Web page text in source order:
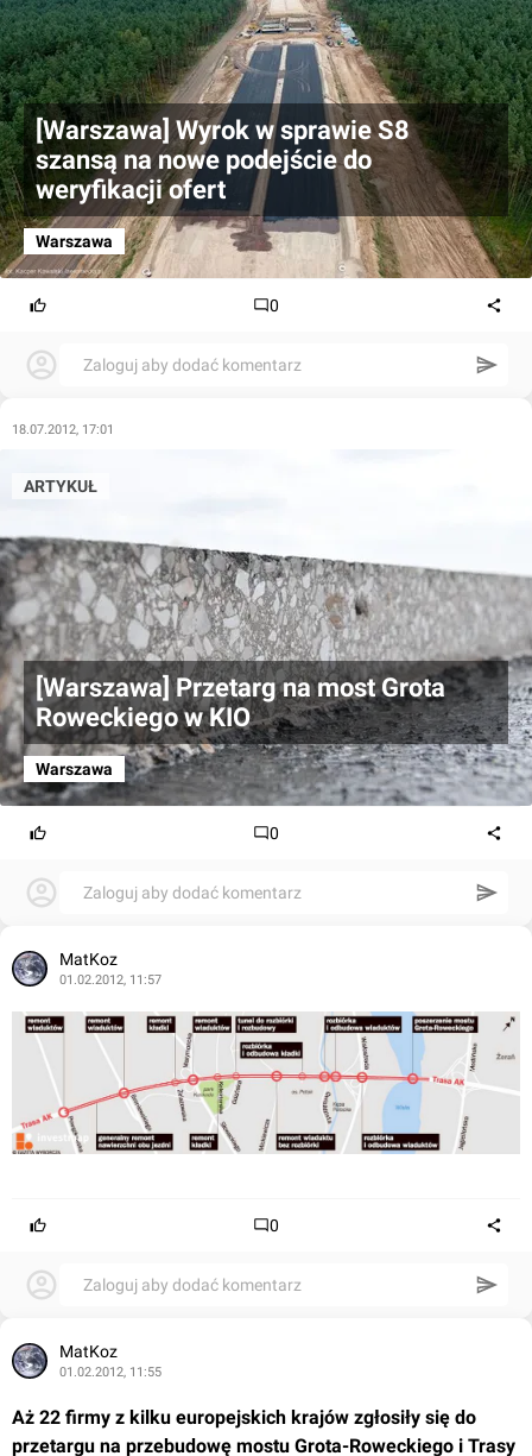
[Warszawa] Wyrok w sprawie S8
szansą na nowe podejście do
weryfikacji ofert
Warszawa
0
Zaloguj aby dodać komentarz
18.07.2012, 17:01
[Warszawa] Przetarg na most Grota
Roweckiego w KIO
Warszawa
ARTYKUŁ
0
Zaloguj aby dodać komentarz
MatKoz
01.02.2012, 11:57
0
Zaloguj aby dodać komentarz
MatKoz
01.02.2012, 11:55
Aż 22 firmy z kilku europejskich krajów zgłosiły się do
przetargu na przebudowę mostu Grota-Roweckiego i Trasy